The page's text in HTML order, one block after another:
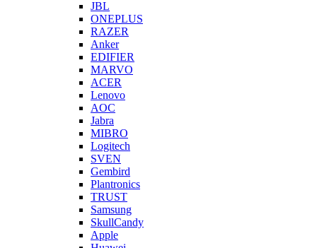
JBL
ONEPLUS
RAZER
Anker
EDIFIER
MARVO
ACER
Lenovo
AOC
Jabra
MIBRO
Logitech
SVEN
Gembird
Plantronics
TRUST
Samsung
SkullCandy
Apple